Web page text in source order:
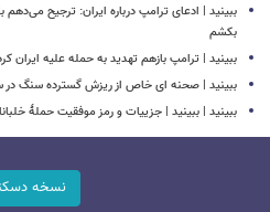
ببینید | ادعای ترامپ درباره ایران: ترجیح
بکشم
ببینید | ترامپ بازهم تهدید به حمله علیه ایران
ببینید | صحنه ای خاص از ریزش گسترده سنگ در
ببینید | ببینید | جزییات و رمز موفقیت حملۀ
نسخه